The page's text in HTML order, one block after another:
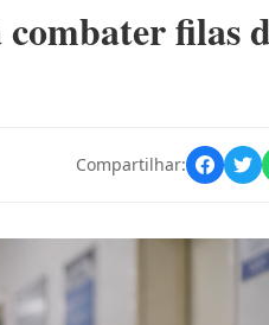
filas
Compartilhar: